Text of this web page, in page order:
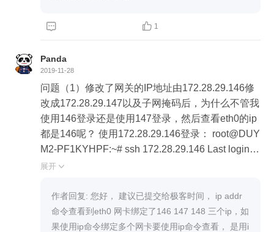
28.29.0 0.0.0.0 255.255.255.0 U 0 0 0 eth0 172.28.
eektime ~]# route add default gw 172.28.29.143 [ro
ot@geektime ~]# route -n Kernel IP routing table D
estination Gateway Genmask Flags Metric Ref Us
e Iface 0.0.0.0 172.28.29.143 0.0.0.0 UG 0 0 0 eth0
0.0.0.0 172.28.29.145 0.0.0.0 UG 100 0 0 eth0 17
2.28.0.0 0.0.0.0 255.255.0.0 U 100 0 0 eth0 172.2
8.29.0 0.0.0.0 255.255.255.0 U 0 0 0 eth0 172.28.2
  1
Panda
2019-11-28
问题（1）修改了网关的IP地址由172.28.29.146修
改成172.28.29.147以及子网掩码后，为什么不管我
使用146登录还是使用147登录，然后查看eth0的ip
都是146呢？ 使用172.28.29.146登录： root@DUY
M2-PF1KYHPF:~# ssh 172.28.29.146 Last login: T
hu Nov 28 14:56:40 2019 from duym2-pf1kyhpf.ms
=4163<UP,BROADCAST,RUNNING,MULTICAST
55.240 broadcast 172.28.29.159 inet6 fe80::6192:6
展开 
作者回复: 您好， 建议已提交给极客时间， ip addr
命令查看到eth0 网卡绑定了146 147 148 三个ip，如
果使用ip命令绑定多个网卡要使用ip命令查看， 是用i